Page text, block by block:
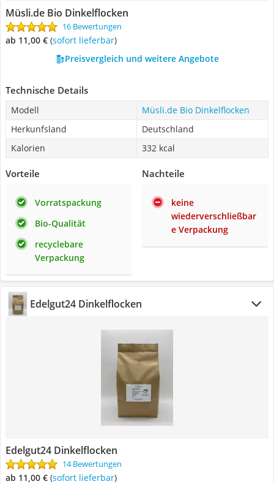
Müsli.de Bio Dinkelflocken
16 Bewertungen
ab 11,00 € ( Sofort lieferbar)
Preisvergleich und weitere Angebote
Technische Details
Modell
Müsli.de Bio Dinkelflocken
Herkunfsland
Deutschland
Kalorien
332 kcal
Vorteile
Vorratspackung
Bio-Qualität
recyclebare
Verpackung
Nachteile
keine
wiederverschließbar
e Verpackung
Edelgut24 Dinkelflocken
Edelgut24 Dinkelflocken
14 Bewertungen
ab 11,00 € ( Sofort lieferbar)